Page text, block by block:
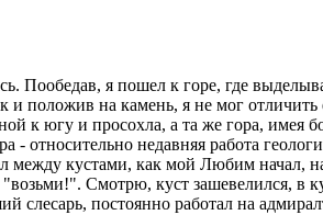
Пообедав, я пошел к горе, где
на камень, я не мог отличить
к югу и просохла, а та же гора, имея
недавняя работа
кустами, как мой Любим начал,
"возьми!". Смотрю, куст зашевелился, в
постоянно работал на